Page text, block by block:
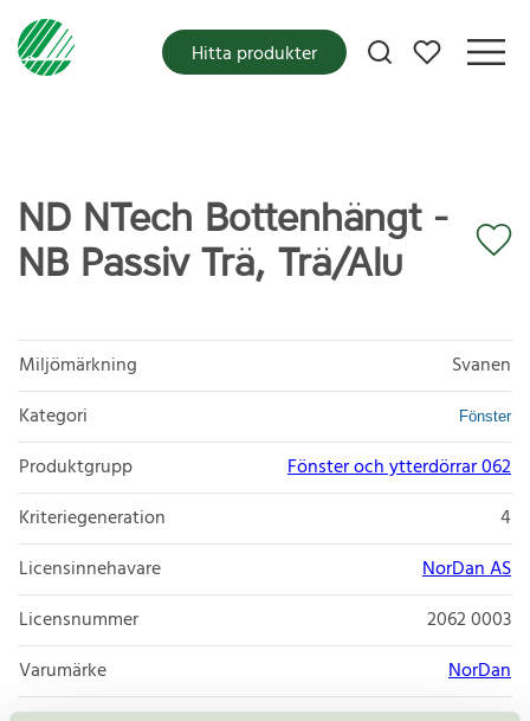
Mina favoriter
Hitta produkter
ND NTech Bottenhängt -
NB Passiv Trä, Trä/Alu
Miljömärkning
Svanen
Kategori
Fönster
Produktgrupp
Fönster och ytterdörrar 062
Kriteriegeneration
4
Licensinnehavare
NorDan AS
Licensnummer
2062 0003
Varumärke
NorDan